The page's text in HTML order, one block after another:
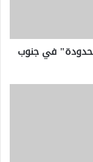
في جنوب